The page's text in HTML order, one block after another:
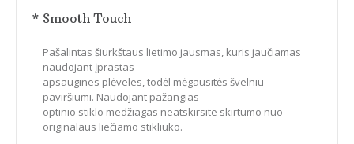
* Smooth Touch
Pašalintas šiurkštaus lietimo jausmas, kuris jaučiamas
naudojant įprastas
apsaugines plėveles, todėl mėgausitės švelniu
paviršiumi. Naudojant pažangias
optinio stiklo medžiagas neatskirsite skirtumo nuo
originalaus liečiamo stikliuko.